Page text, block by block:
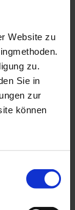
Website zu
zu.
Sie in
zur
können